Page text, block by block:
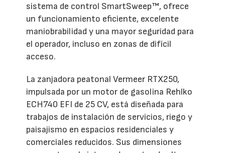
sistema de control SmartSweep™, ofrece
un funcionamiento eficiente, excelente
maniobrabilidad y una mayor seguridad para
el operador, incluso en zonas de difícil
acceso.
La zanjadora peatonal Vermeer RTX250,
impulsada por un motor de gasolina Rehlko
ECH740 EFI de 25 CV, está diseñada para
trabajos de instalación de servicios, riego y
paisajismo en espacios residenciales y
comerciales reducidos. Sus dimensiones